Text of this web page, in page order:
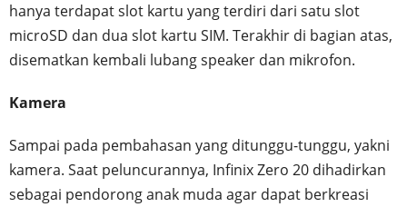
hanya terdapat slot kartu yang terdiri dari satu slot
microSD dan dua slot kartu SIM. Terakhir di bagian atas,
disematkan kembali lubang speaker dan mikrofon.
Kamera
Sampai pada pembahasan yang ditunggu-tunggu, yakni
kamera. Saat peluncurannya, Infinix Zero 20 dihadirkan
sebagai pendorong anak muda agar dapat berkreasi